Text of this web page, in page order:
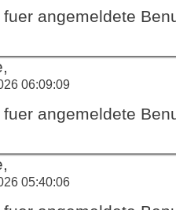
angemeldete
06:09:09
angemeldete
05:40:06